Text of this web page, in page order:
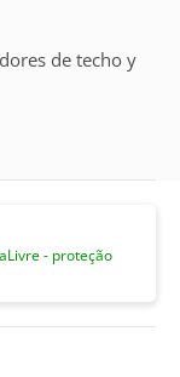
de techo y
- proteção